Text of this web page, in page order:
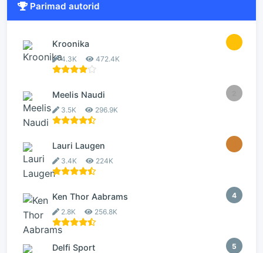
Parimad autorid
Kroonika
4.3K 472.4K
Meelis Naudi
3.5K 296.9K
Lauri Laugen
3.4K 224K
4
Ken Thor Aabrams
2.8K 256.8K
5
Delfi Sport